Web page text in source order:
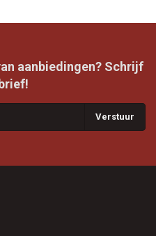
aanbiedingen? Schrijf
Verstuur